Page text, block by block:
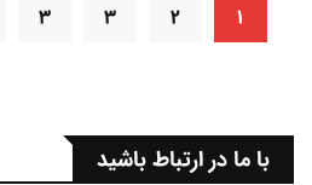
۱ ۲ ۳ ۳
با ما در ارتباط باشید